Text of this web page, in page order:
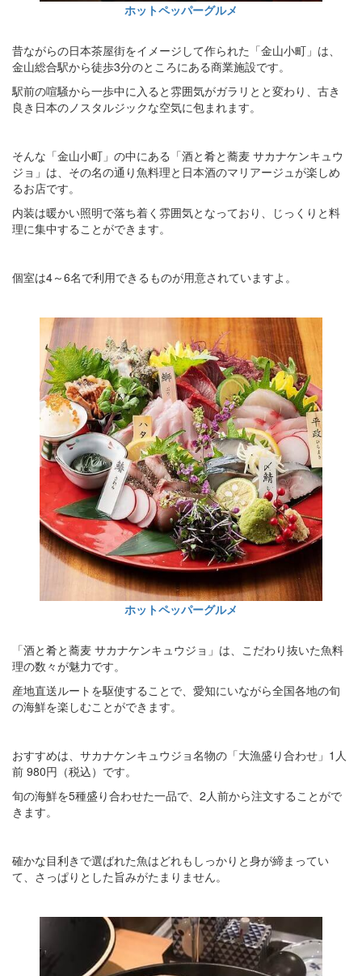
ホットペッパーグルメ
昔ながらの日本茶屋街をイメージして作られた「金山小町」は、
金山総合駅から徒歩3分のところにある商業施設です。
駅前の喧騒から一歩中に入ると雰囲気がガラリとと変わり、古き
良き日本のノスタルジックな空気に包まれます。
そんな「金山小町」の中にある「酒と肴と蕎麦 サカナケンキュウ
ジョ」は、その名の通り魚料理と日本酒のマリアージュが楽しめ
るお店です。
内装は暖かい照明で落ち着く雰囲気となっており、じっくりと料
理に集中することができます。
個室は4～6名で利用できるものが用意されていますよ。
ホットペッパーグルメ
「酒と肴と蕎麦 サカナケンキュウジョ」は、こだわり抜いた魚料
理の数々が魅力です。
産地直送ルートを駆使することで、愛知にいながら全国各地の旬
の海鮮を楽しむことができます。
おすすめは、サカナケンキュウジョ名物の「大漁盛り合わせ」1人
前 980円（税込）です。
旬の海鮮を5種盛り合わせた一品で、2人前から注文することがで
きます。
確かな目利きで選ばれた魚はどれもしっかりと身が締まってい
て、さっぱりとした旨みがたまりません。